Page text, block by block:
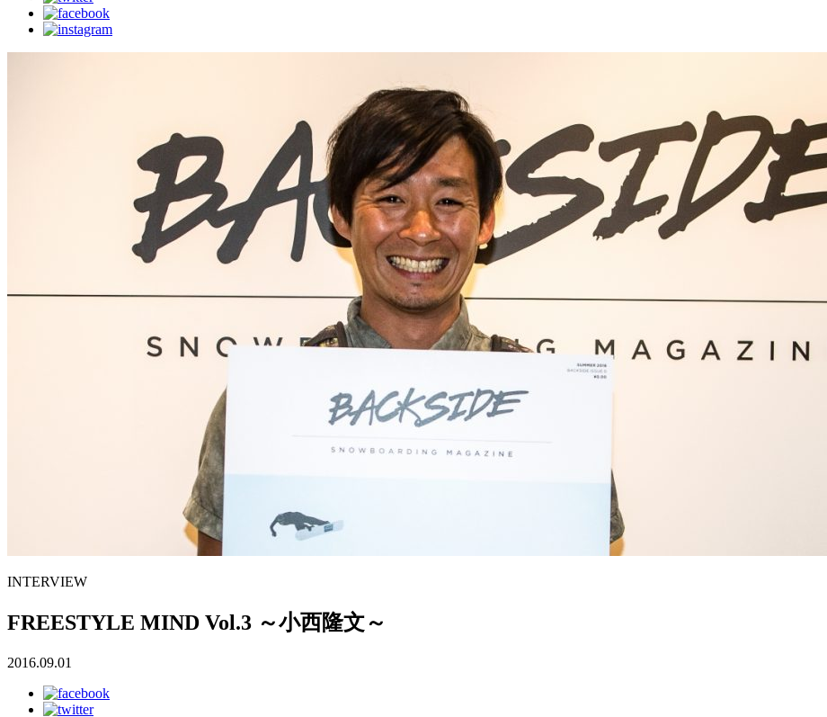
INTERVIEW
FREESTYLE MIND Vol.3 ～小西隆文～
2016.09.01